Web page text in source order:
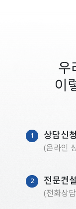
우
이
1 상담신청
(온라인
2 전문컨
(전화상